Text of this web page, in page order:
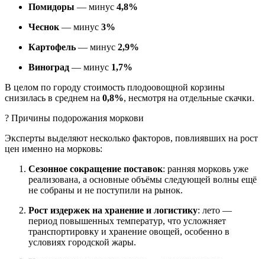
Помидоры — минус 4,8%
Чеснок — минус 3%
Картофель — минус 2,9%
Виноград — минус 1,7%
В целом по городу стоимость плодоовощной корзины
снизилась в среднем на 0,8%, несмотря на отдельные скачки.
? Причины подорожания моркови
Эксперты выделяют несколько факторов, повлиявших на рост
цен именно на морковь:
Сезонное сокращение поставок: ранняя морковь уже
реализована, а основные объёмы следующей волны ещё
не собраны и не поступили на рынок.
Рост издержек на хранение и логистику: лето —
период повышенных температур, что усложняет
транспортировку и хранение овощей, особенно в
условиях городской жары.